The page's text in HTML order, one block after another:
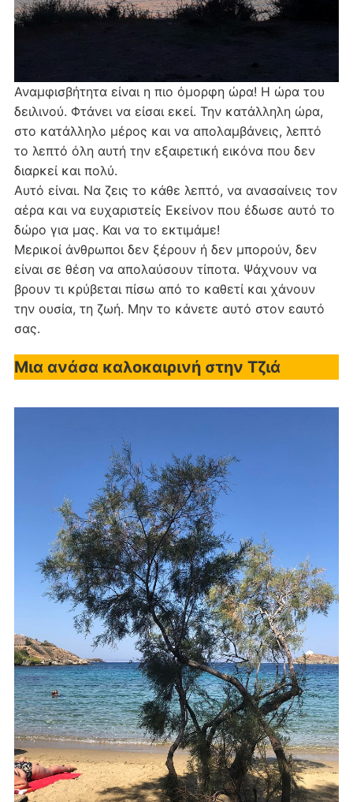
Αναμφισβήτητα είναι η πιο όμορφη ώρα! Η ώρα του
δειλινού. Φτάνει να είσαι εκεί. Την κατάλληλη ώρα,
στο κατάλληλο μέρος και να απολαμβάνεις, λεπτό
το λεπτό όλη αυτή την εξαιρετική εικόνα που δεν
διαρκεί και πολύ.
Αυτό είναι. Να ζεις το κάθε λεπτό, να ανασαίνεις τον
αέρα και να ευχαριστείς Εκείνον που έδωσε αυτό το
δώρο για μας. Και να το εκτιμάμε!
Μερικοί άνθρωποι δεν ξέρουν ή δεν μπορούν, δεν
είναι σε θέση να απολαύσουν τίποτα. Ψάχνουν να
βρουν τι κρύβεται πίσω από το καθετί και χάνουν
την ουσία, τη ζωή. Μην το κάνετε αυτό στον εαυτό
σας.
Μια ανάσα καλοκαιρινή στην Τζιά